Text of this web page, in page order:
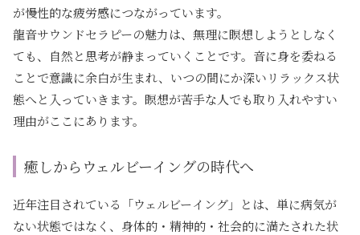
が慢性的な疲労感につながっています。
龍音サウンドセラピーの魅力は、無理に瞑想しようとしなく
ても、自然と思考が静まっていくことです。音に身を委ねる
ことで意識に余白が生まれ、いつの間にか深いリラックス状
態へと入っていきます。瞑想が苦手な人でも取り入れやすい
理由がここにあります。
癒しからウェルビーイングの時代へ
近年注目されている「ウェルビーイング」とは、単に病気が
ない状態ではなく、身体的・精神的・社会的に満たされた状